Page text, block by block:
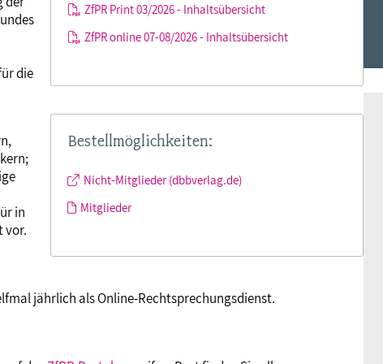
Frauen
Jugend
Senioren
Versorgung
Beihilfe
Rechtsprechung
Tarifverträge
Rechtsprechung
Bildung
Europa
Akademie
Verlag
ZfPR Print 03/2026 - Inhaltsübersicht
ZfPR online 07-08/2026 - Inhaltsübersicht
die
Bestellmöglichkeiten:
Nicht-Mitglieder (dbbverlag.de)
Mitglieder
in
vor.
jährlich als Online-Rechtsprechungsdienst.